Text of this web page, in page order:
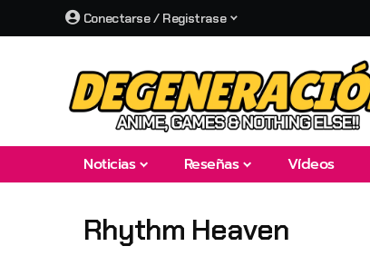
Conectarse / Registrase
Noticias Reseñas Vídeos
Rhythm Heaven